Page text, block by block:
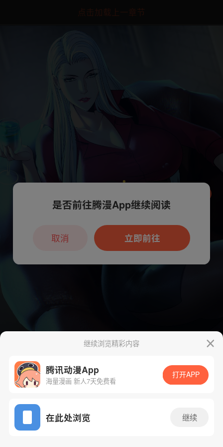
点击加载上一章节
App免费看
下一话 腾漫App免费看
继续浏览精彩内容
腾讯动漫App
海量漫画 新人7天免费看
打开APP
在此处浏览 继续
本章节仅支持App阅读，可打开App新用
户7天免费看
是否前往腾漫App继续阅读
立即前往
取消